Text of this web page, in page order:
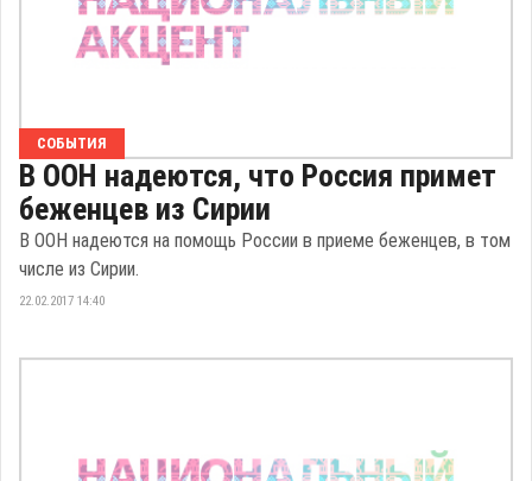
СОБЫТИЯ
В ООН надеются, что Россия примет
беженцев из Сирии
В ООН надеются на помощь России в приеме беженцев, в том
числе из Сирии.
22.02.2017 14:40